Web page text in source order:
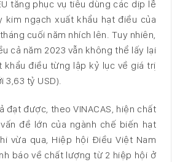
tăng phục vụ tiêu dùng các dịp lễ
kim ngạch xuất khẩu hạt điều của
cuối năm nhích lên. Tuy nhiên,
cả năm 2023 vẫn không thể lấy lại
khẩu điều từng lập kỷ lục về giá trị
3,63 tỷ USD).
đạt được, theo VINACAS, hiện chất
đề lớn của ngành chế biến hạt
vừa qua, Hiệp hội Điều Việt Nam
báo về chất lượng từ 2 hiệp hội ở